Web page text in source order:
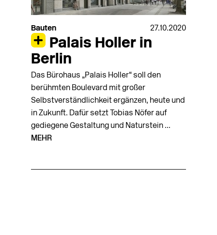
Bauten 27.10.2020
Palais Holler in
Berlin
Das Bürohaus „Palais Holler“ soll den
berühmten Boulevard mit großer
Selbstverständlichkeit ergänzen, heute und
in Zukunft. Dafür setzt Tobias Nöfer auf
gediegene Gestaltung und Naturstein ...
MEHR